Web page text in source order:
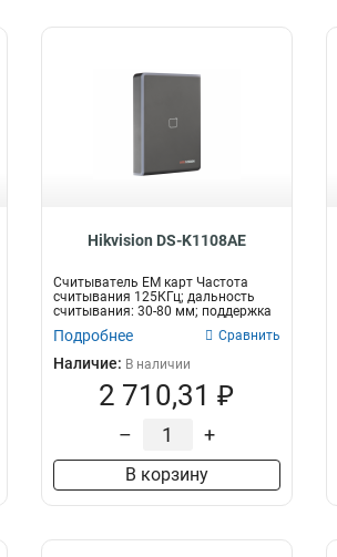
Hikvision DS-K1108AE
Считыватель EM карт Частота
считывания 125КГц; дальность
считывания: 30-80 мм; поддержка
проток...
Подробнее Сравнить
Наличие: В наличии
2 710,31 ₽
– +
В корзину